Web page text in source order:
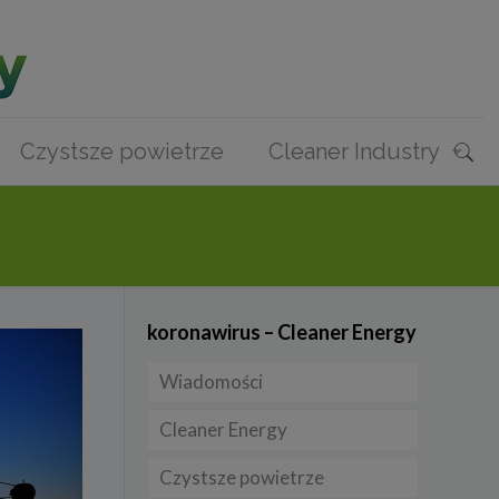
Czystsze powietrze Cleaner Industry
koronawirus – Cleaner Energy
Wiadomości
Firmy
Prawo
Cleaner Energy
Dla domu
Czystsze powietrze